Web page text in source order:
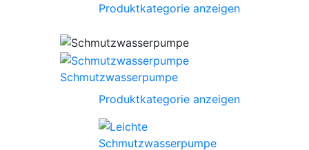
Produktkategorie anzeigen
Schmutzwasserpumpe
Produktkategorie anzeigen